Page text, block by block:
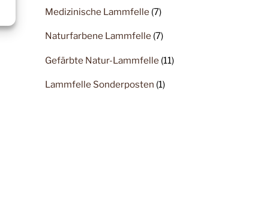
Medizinische Lammfelle (7)
Naturfarbene Lammfelle (7)
Gefärbte Natur-Lammfelle (11)
Lammfelle Sonderposten (1)